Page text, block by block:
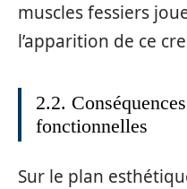
muscles fessiers
l’apparition de ce
2.2.
fonctionnelles
Sur le plan